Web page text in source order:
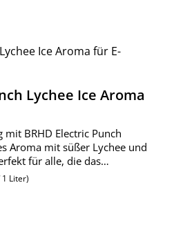
Lychee Ice Aroma
mit BRHD Electric Punch
Aroma mit süßer Lychee und
für alle, die das
Liter)